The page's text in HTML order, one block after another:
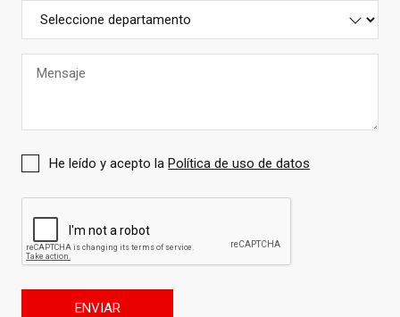
He leído y acepto laPolítica de uso de datos
ENVIAR